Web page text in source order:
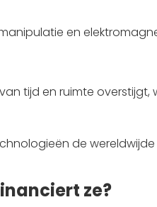
en
tijd en ruimte
de
ze?